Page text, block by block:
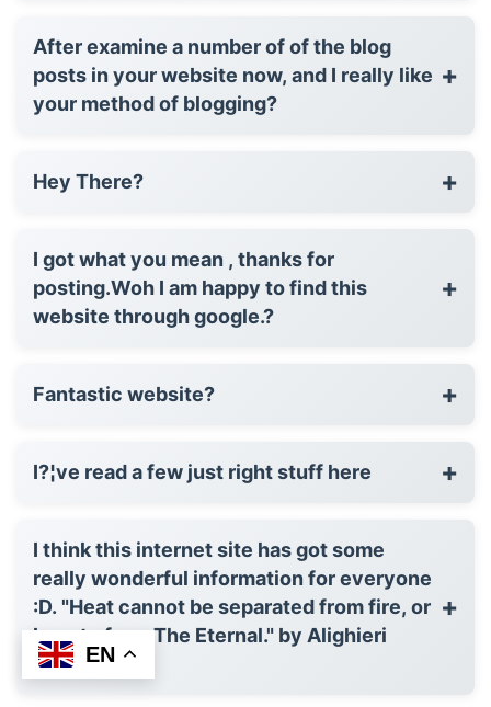
After examine a number of of the blog
posts in your website now, and I really like
your method of blogging?
+
Hey There? +
I got what you mean , thanks for
posting.Woh I am happy to find this
website through google.?
+
Fantastic website? +
I?¦ve read a few just right stuff here +
I think this internet site has got some
really wonderful information for everyone
:D. "Heat cannot be separated from fire, or
beauty from The Eternal." by Alighieri
Dante?
+
EN